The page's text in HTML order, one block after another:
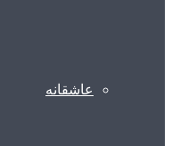
عاشقانه